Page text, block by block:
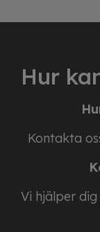
Hur
Kontakta
Vi hjälper